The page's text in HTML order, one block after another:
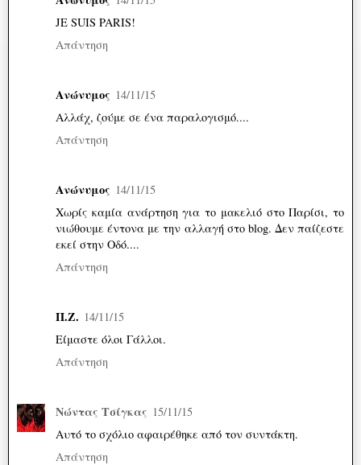
JE SUIS PARIS!
Απάντηση
Ανώνυμος 14/11/15
Αλλάχ, ζούμε σε ένα παραλογισμό....
Απάντηση
Ανώνυμος 14/11/15
Χωρίς καμία ανάρτηση για το μακελιό στο Παρίσι, το
νιώθουμε έντονα με την αλλαγή στο blog. Δεν παίζεστε
εκεί στην Οδό....
Απάντηση
Π.Ζ. 14/11/15
Είμαστε όλοι Γάλλοι.
Απάντηση
Νώντας Τσίγκας 15/11/15
Αυτό το σχόλιο αφαιρέθηκε από τον συντάκτη.
Απάντηση